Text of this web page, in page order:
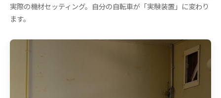
実際の機材セッティング。自分の自転車が「実験装置」に変わり
ます。